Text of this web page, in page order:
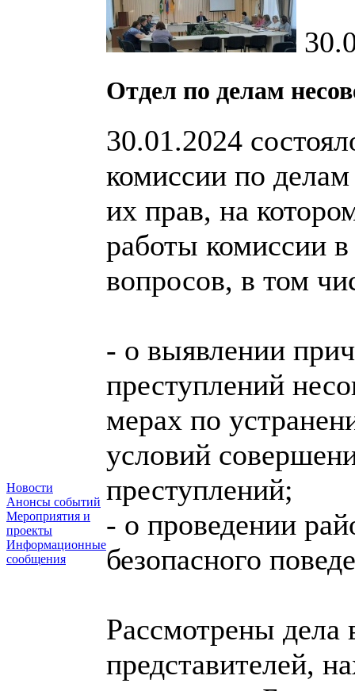
Новости
Анонсы событий
Мероприятия и
проекты
Информационные
сообщения
Отдел по делам
30.01.2024
комиссии по
их прав, на
работы комиссии
вопросов, в том
- о выявлении
преступлений
мерах по
условий
преступлений;
- о проведении
безопасного
Рассмотрены
представителей,